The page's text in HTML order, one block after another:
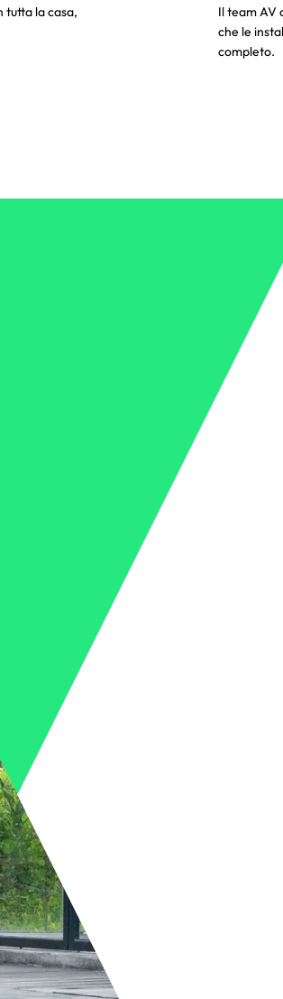
tutta la casa,
Il team AV
che le
completo.